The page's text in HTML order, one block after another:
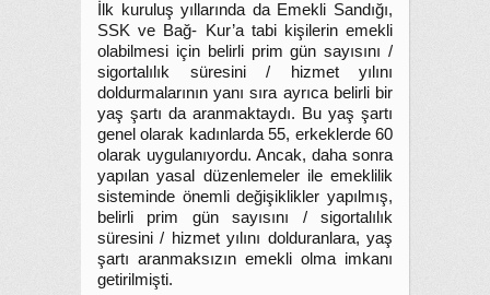
İlk kuruluş yıllarında da Emekli Sandığı,
SSK ve Bağ- Kur’a tabi kişilerin emekli
olabilmesi için belirli prim gün sayısını /
sigortalılık süresini / hizmet yılını
doldurmalarının yanı sıra ayrıca belirli bir
yaş şartı da aranmaktaydı. Bu yaş şartı
genel olarak kadınlarda 55, erkeklerde 60
olarak uygulanıyordu. Ancak, daha sonra
yapılan yasal düzenlemeler ile emeklilik
sisteminde önemli değişiklikler yapılmış,
belirli prim gün sayısını / sigortalılık
süresini / hizmet yılını dolduranlara, yaş
şartı aranmaksızın emekli olma imkanı
getirilmişti.